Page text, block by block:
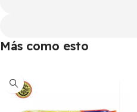
Más como esto